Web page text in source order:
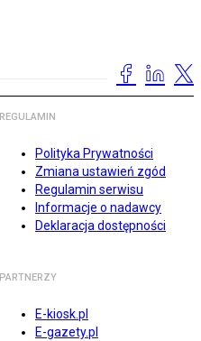
REGULAMIN
Polityka Prywatności
Zmiana ustawień zgód
Regulamin serwisu
Informacje o nadawcy
Deklaracja dostępności
PARTNERZY
E-kiosk.pl
E-gazety.pl